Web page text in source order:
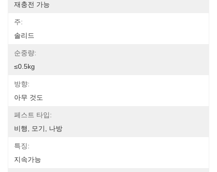
재충전 가능
주:
솔리드
순중량:
≤0.5kg
방향:
아무 것도
페스트 타입:
비행, 모기, 나방
특징:
지속가능